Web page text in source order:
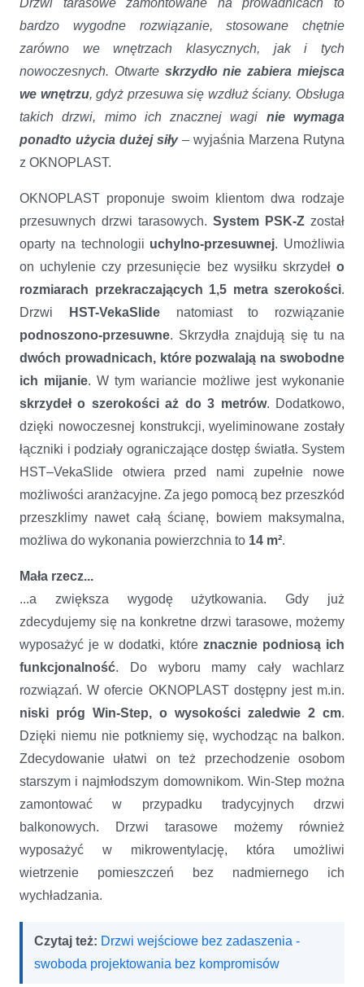
bardzo wygodne rozwiązanie, stosowane chętnie
zarówno we wnętrzach klasycznych, jak i tych
nowoczesnych. Otwarte skrzydło nie zabiera miejsca
we wnętrzu, gdyż przesuwa się wzdłuż ściany. Obsługa
takich drzwi, mimo ich znacznej wagi nie wymaga
ponadto użycia dużej siły – wyjaśnia Marzena Rutyna
z OKNOPLAST.
OKNOPLAST proponuje swoim klientom dwa rodzaje
przesuwnych drzwi tarasowych. System PSK-Z został
oparty na technologii uchylno-przesuwnej. Umożliwia
on uchylenie czy przesunięcie bez wysiłku skrzydeł o
rozmiarach przekraczających 1,5 metra szerokości.
Drzwi
HST-VekaSlidenatomiast to rozwiązanie
podnoszono-przesuwne. Skrzydła znajdują się tu na
dwóch prowadnicach, które pozwalają na swobodne
ich mijanie. W tym wariancie możliwe jest wykonanie
skrzydeł o szerokości aż do 3 metrów. Dodatkowo,
dzięki nowoczesnej konstrukcji, wyeliminowane zostały
łączniki i podziały ograniczające dostęp światła. System
HST–VekaSlide otwiera przed nami zupełnie nowe
możliwości aranżacyjne. Za jego pomocą bez przeszkód
przeszklimy nawet całą ścianę, bowiem maksymalna,
możliwa do wykonania powierzchnia to 14 m².
Mała rzecz...
...a zwiększa wygodę użytkowania. Gdy już
zdecydujemy się na konkretne drzwi tarasowe, możemy
wyposażyć je w dodatki, które znacznie podniosą ich
funkcjonalność. Do wyboru mamy cały wachlarz
rozwiązań. W ofercie OKNOPLAST dostępny jest m.in.
niski próg Win-Step, o wysokości zaledwie 2 cm.
Dzięki niemu nie potkniemy się, wychodząc na balkon.
Zdecydowanie ułatwi on też przechodzenie osobom
starszym i najmłodszym domownikom. Win-Step można
zamontować w przypadku tradycyjnych drzwi
balkonowych. Drzwi tarasowe możemy również
wyposażyć w mikrowentylację, która umożliwi
wietrzenie pomieszczeń bez nadmiernego ich
wychładzania.
Czytaj też: Drzwi wejściowe bez zadaszenia -
swoboda projektowania bez kompromisów